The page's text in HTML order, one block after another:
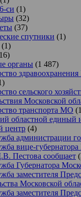
си (1)
(32)
(37)
спутники (1)
(1)
органы (1 487)
сельского
Московской
транспорта МО
областной единый
центр (4)
администрации
вице-
Пестова сообщает
Губернатора
заместителя
Московской
заместителя